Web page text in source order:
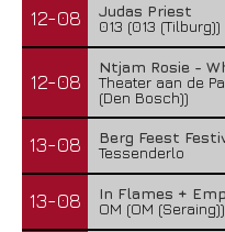
12-08
Judas Priest
013 (013 (Tilburg))
12-08
Ntjam Rosie -
Theater aan de
(Den Bosch))
13-08
Berg Feest
Tessenderlo
13-08
In Flames +
OM (OM (Seraing))